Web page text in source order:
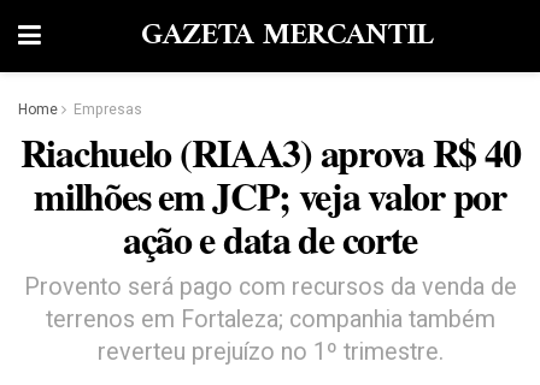
GAZETA MERCANTIL
Home Empresas
Riachuelo (RIAA3) aprova R$ 40
milhões em JCP; veja valor por
ação e data de corte
Provento será pago com recursos da venda de
terrenos em Fortaleza; companhia também
reverteu prejuízo no 1º trimestre.